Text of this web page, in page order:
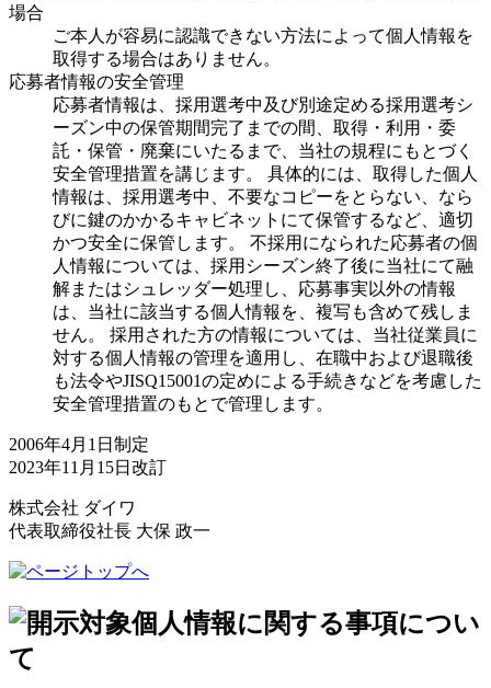
場合
ご本人が容易に認識できない方法によって個人情報を
取得する場合はありません。
応募者情報の安全管理
応募者情報は、採用選考中及び別途定める採用選考シ
ーズン中の保管期間完了までの間、取得・利用・委
託・保管・廃棄にいたるまで、当社の規程にもとづく
安全管理措置を講じます。 具体的には、取得した個人
情報は、採用選考中、不要なコピーをとらない、なら
びに鍵のかかるキャビネットにて保管するなど、適切
かつ安全に保管します。 不採用になられた応募者の個
人情報については、採用シーズン終了後に当社にて融
解またはシュレッダー処理し、応募事実以外の情報
は、当社に該当する個人情報を、複写も含めて残しま
せん。 採用された方の情報については、当社従業員に
対する個人情報の管理を適用し、在職中および退職後
も法令やJISQ15001の定めによる手続きなどを考慮した
安全管理措置のもとで管理します。
2006年4月1日制定
2023年11月15日改訂
株式会社 ダイワ
代表取締役社長 大保 政一